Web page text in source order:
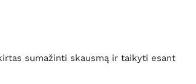
sumažinti skausmą ir taikyti esant